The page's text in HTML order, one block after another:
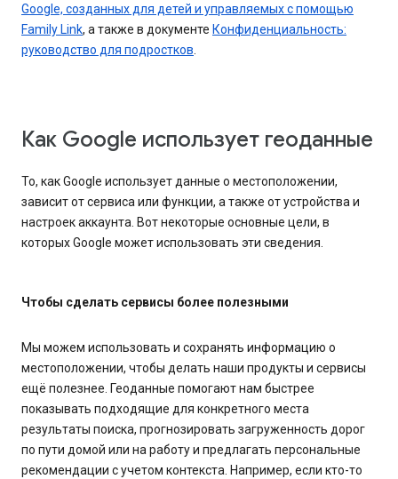
Google, созданных для детей и управляемых с помощью
Family Link, а также в документе Конфиденциальность:
руководство для подростков
Как Google использует геоданные
То, как Google использует данные о местоположении,
зависит от сервиса или функции, а также от устройства и
настроек аккаунта. Вот некоторые основные цели, в
которых Google может использовать эти сведения.
Чтобы сделать сервисы более полезными
Мы можем использовать и сохранять информацию о
местоположении, чтобы делать наши продукты и сервисы
ещё полезнее. Геоданные помогают нам быстрее
показывать подходящие для конкретного места
результаты поиска, прогнозировать загруженность дорог
по пути домой или на работу и предлагать персональные
рекомендации с учетом контекста. Например, если кто-то